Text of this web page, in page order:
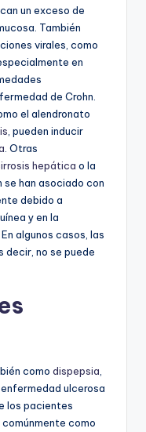
un exceso de
También
virales, como
en
de Crohn.
el alendronato
, pueden inducir
. Otras
hepática o la
se han asociado con
debido a
y en la
. En algunos casos, las
decir, no se puede
como dispepsia
ulcerosa
los pacientes
como